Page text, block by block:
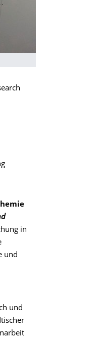
in
und
und